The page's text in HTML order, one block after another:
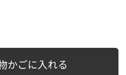
かごに入れる